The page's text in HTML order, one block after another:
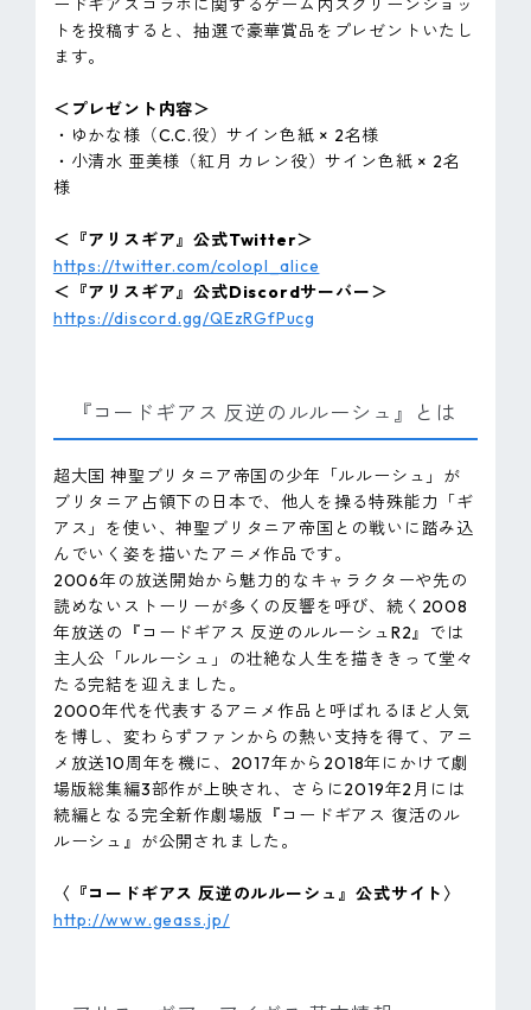
トを投稿すると、抽選で豪華賞品をプレゼントいたし
ます。
＜プレゼント内容＞
・ゆかな様（C.C.役）サイン色紙 × 2名様
・小清水 亜美様（紅月 カレン役）サイン色紙 × 2名
様
＜『アリスギア』公式Twitter＞
https://twitter.com/colopl_alice
＜『アリスギア』公式Discordサーバー＞
https://discord.gg/QEzRGfPucg
『コードギアス 反逆のルルーシュ』とは
超大国 神聖ブリタニア帝国の少年「ルルーシュ」が
ブリタニア占領下の日本で、他人を操る特殊能力「ギ
アス」を使い、神聖ブリタニア帝国との戦いに踏み込
んでいく姿を描いたアニメ作品です。
2006年の放送開始から魅力的なキャラクターや先の
読めないストーリーが多くの反響を呼び、続く2008
年放送の『コードギアス 反逆のルルーシュR2』では
主人公「ルルーシュ」の壮絶な人生を描ききって堂々
たる完結を迎えました。
2000年代を代表するアニメ作品と呼ばれるほど人気
を博し、変わらずファンからの熱い支持を得て、アニ
メ放送10周年を機に、2017年から2018年にかけて劇
場版総集編3部作が上映され、さらに2019年2月には
続編となる完全新作劇場版『コードギアス 復活のル
ルーシュ』が公開されました。
〈『コードギアス 反逆のルルーシュ』公式サイト〉
http://www.geass.jp/